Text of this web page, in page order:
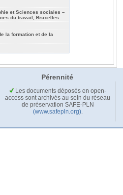
et Sciences sociales –
du travail, Bruxelles
la formation et de la
Pérennité
Les documents déposés en open-
access sont archivés au sein du réseau
de préservation SAFE-PLN
(www.safepln.org).